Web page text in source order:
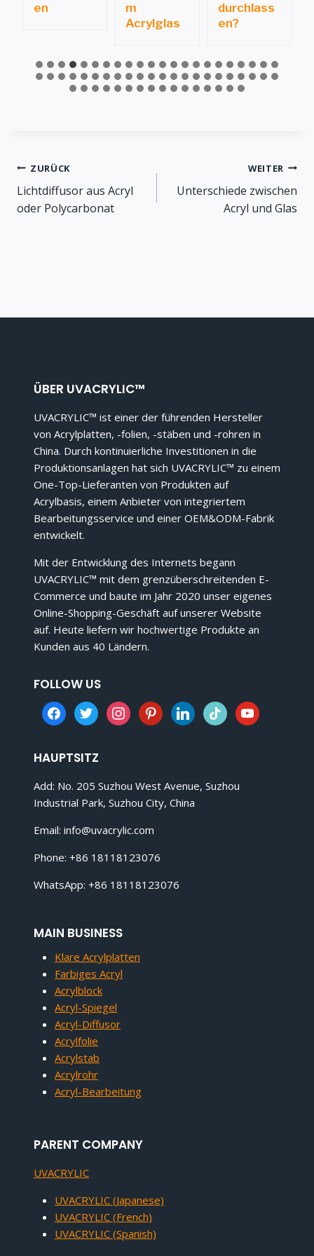
en
m
Acrylglas
durchlass
en?
Beitragsnavigation
ZURÜCK
Lichtdiffusor aus Acryl
oder Polycarbonat
WEITER
Unterschiede zwischen
Acryl und Glas
ÜBER UVACRYLIC™
UVACRYLIC™ ist einer der führenden Hersteller
von Acrylplatten, -folien, -stäben und -rohren in
China. Durch kontinuierliche Investitionen in die
Produktionsanlagen hat sich UVACRYLIC™ zu einem
One-Top-Lieferanten von Produkten auf
Acrylbasis, einem Anbieter von integriertem
Bearbeitungsservice und einer OEM&ODM-Fabrik
entwickelt.
Mit der Entwicklung des Internets begann
UVACRYLIC™ mit dem grenzüberschreitenden E-
Commerce und baute im Jahr 2020 unser eigenes
Online-Shopping-Geschäft auf unserer Website
auf. Heute liefern wir hochwertige Produkte an
Kunden aus 40 Ländern.
FOLLOW US
facebooktwitterinstagrampinterestlinkedintiktok youtube
HAUPTSITZ
Add: No. 205 Suzhou West Avenue, Suzhou
Industrial Park, Suzhou City, China
Email: info@uvacrylic.com
Phone: +86 18118123076
WhatsApp: +86 18118123076
MAIN BUSINESS
Klare Acrylplatten
Farbiges Acryl
Acrylblock
Acryl-Spiegel
Acryl-Diffusor
Acrylfolie
Acrylstab
Acrylrohr
Acryl-Bearbeitung
PARENT COMPANY
UVACRYLIC
UVACRYLIC (Japanese)
UVACRYLIC (French)
UVACRYLIC (Spanish)